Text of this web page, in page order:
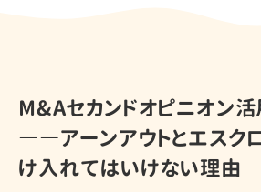
M&Aセカンドオピニオン
――アーンアウトとエスク
け入れてはいけない理由